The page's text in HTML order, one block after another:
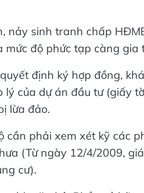
nảy sinh tranh chấp
mức độ phức tạp càng gia
định ký hợp đồng,
lý của dự án đầu tư (giấy
lừa đảo.
cần phải xem xét kỹ các
(Từ ngày 12/4/2009,
cư).